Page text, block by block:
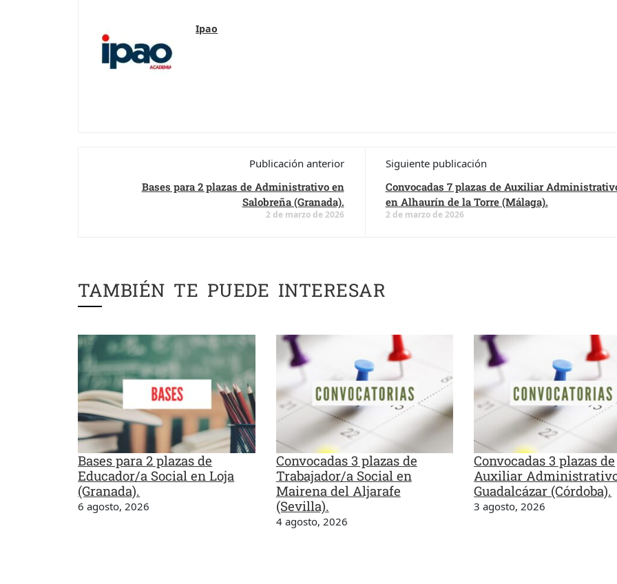
Ipao
Publicación anterior
Bases para 2 plazas de Administrativo en
Salobreña (Granada).
2 de marzo de 2026
Siguiente publicación
Convocadas 7 plazas de Auxiliar
en Alhaurín de la Torre (Málaga).
2 de marzo de 2026
TAMBIÉN TE PUEDE INTERESAR
Bases para 2 plazas de
Educador/a Social en Loja
(Granada).
6 agosto, 2026
Convocadas 3 plazas de
Trabajador/a Social en
Mairena del Aljarafe
(Sevilla).
4 agosto, 2026
Convocadas 3 plazas de
Auxiliar
Guadalcázar (Córdoba).
3 agosto, 2026